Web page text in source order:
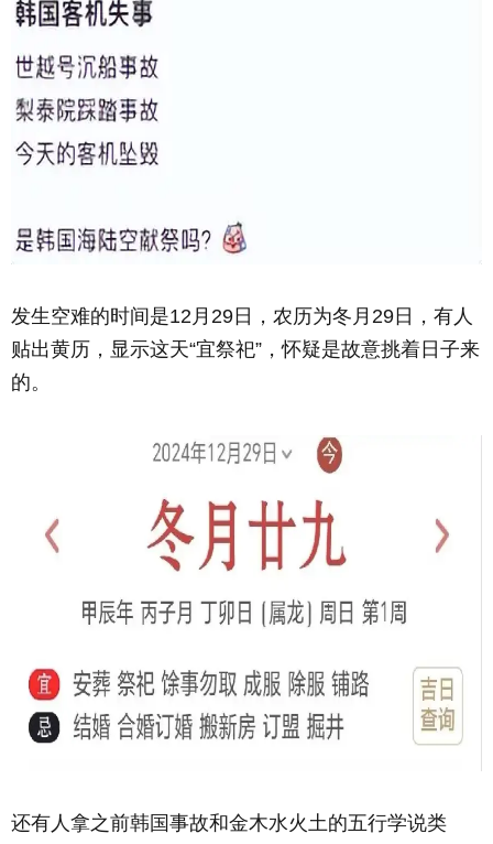
发生空难的时间是12月29日，农历为冬月29日，有人
贴出黄历，显示这天“宜祭祀”，怀疑是故意挑着日子来
的。
还有人拿之前韩国事故和金木水火土的五行学说类